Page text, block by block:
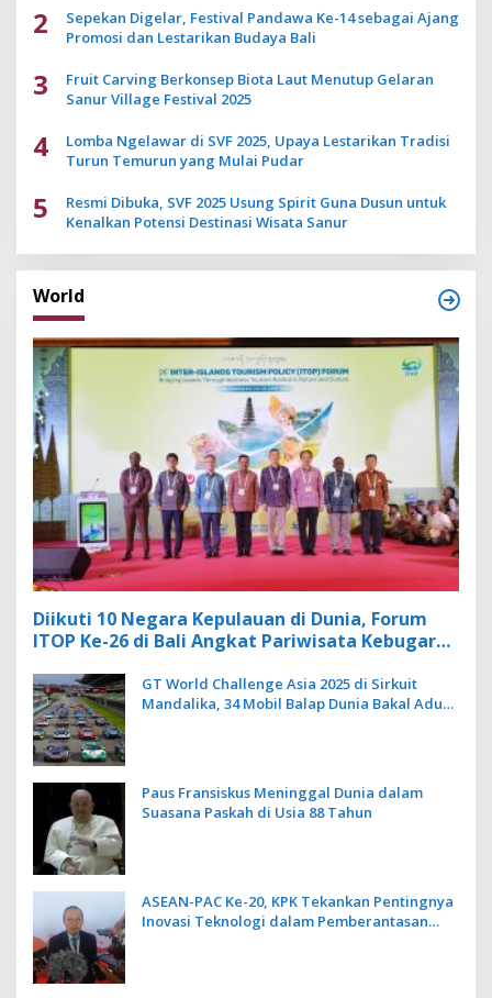
2
Sepekan Digelar, Festival Pandawa Ke-14 sebagai Ajang
Promosi dan Lestarikan Budaya Bali
3
Fruit Carving Berkonsep Biota Laut Menutup Gelaran
Sanur Village Festival 2025
4
Lomba Ngelawar di SVF 2025, Upaya Lestarikan Tradisi
Turun Temurun yang Mulai Pudar
5
Resmi Dibuka, SVF 2025 Usung Spirit Guna Dusun untuk
Kenalkan Potensi Destinasi Wisata Sanur
World
Diikuti 10 Negara Kepulauan di Dunia, Forum
ITOP Ke-26 di Bali Angkat Pariwisata Kebugaran
GT World Challenge Asia 2025 di Sirkuit
Mandalika, 34 Mobil Balap Dunia Bakal Adu
Paus Fransiskus Meninggal Dunia dalam
Suasana Paskah di Usia 88 Tahun
ASEAN-PAC Ke-20, KPK Tekankan Pentingnya
Inovasi Teknologi dalam Pemberantasan